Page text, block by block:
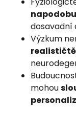
dosavadní
Výzkum
mohou